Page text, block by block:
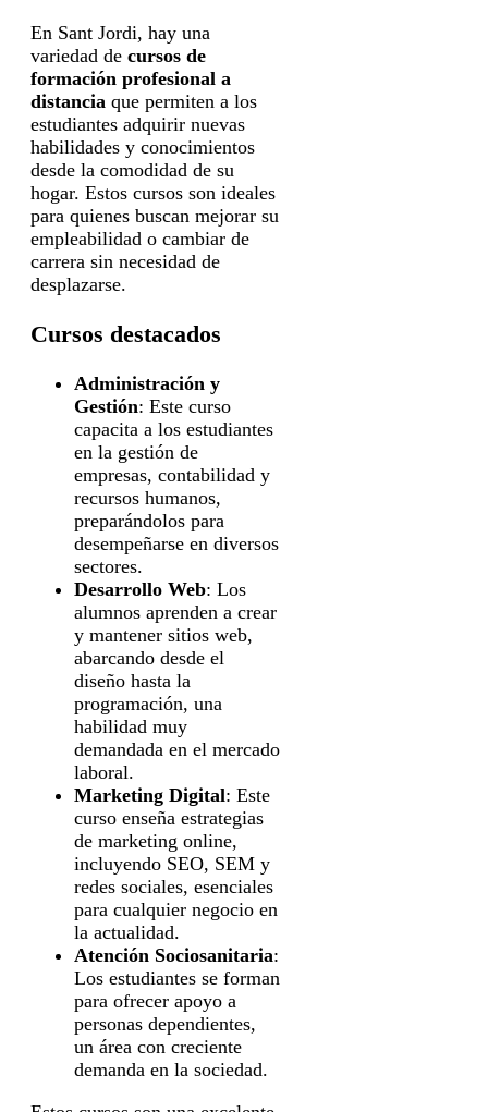
En Sant Jordi, hay una
variedad de cursos de
formación profesional a
distancia que permiten a los
estudiantes adquirir nuevas
habilidades y conocimientos
desde la comodidad de su
hogar. Estos cursos son ideales
para quienes buscan mejorar su
empleabilidad o cambiar de
carrera sin necesidad de
desplazarse.
Cursos destacados
Administración y
Gestión: Este curso
capacita a los estudiantes
en la gestión de
empresas, contabilidad y
recursos humanos,
preparándolos para
desempeñarse en diversos
sectores.
Desarrollo Web: Los
alumnos aprenden a crear
y mantener sitios web,
abarcando desde el
diseño hasta la
programación, una
habilidad muy
demandada en el mercado
laboral.
Marketing Digital: Este
curso enseña estrategias
de marketing online,
incluyendo SEO, SEM y
redes sociales, esenciales
para cualquier negocio en
la actualidad.
Atención Sociosanitaria:
Los estudiantes se forman
para ofrecer apoyo a
personas dependientes,
un área con creciente
demanda en la sociedad.